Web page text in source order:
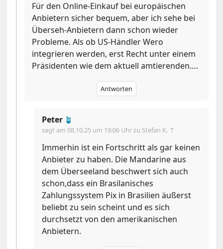
Für den Online-Einkauf bei europäischen
Anbietern sicher bequem, aber ich sehe bei
Überseh-Anbietern dann schon wieder
Probleme. Als ob US-Händler Wero
integrieren werden, erst Recht unter einem
Präsidenten wie dem aktuell amtierenden….
Antworten
Peter 🪴
sagt am08.10.25 um 19:06 Uhrzu Stefan K. ⇡
Immerhin ist ein Fortschritt als gar keinen
Anbieter zu haben. Die Mandarine aus
dem Überseeland beschwert sich auch
schon,dass ein Brasilanisches
Zahlungssystem Pix in Brasilien äußerst
beliebt zu sein scheint und es sich
durchsetzt von den amerikanischen
Anbietern.